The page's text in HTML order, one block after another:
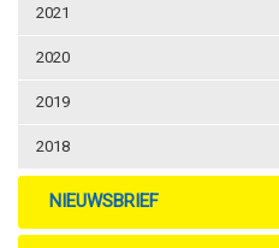
2021
2020
2019
2018
NIEUWSBRIEF